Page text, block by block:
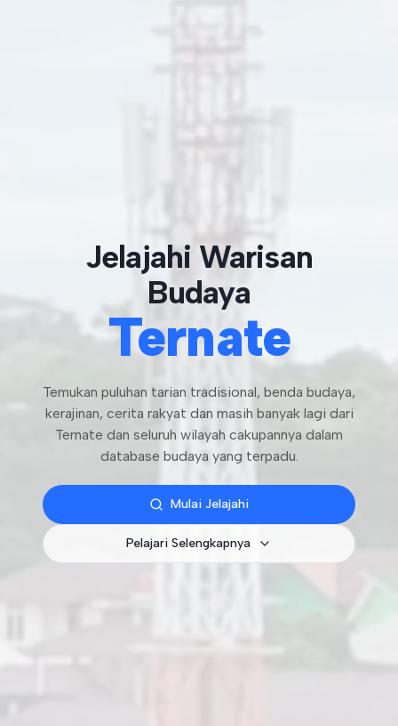
Jelajahi Warisan
Budaya
Ternate
Temukan puluhan tarian tradisional, benda budaya,
kerajinan, cerita rakyat dan masih banyak lagi dari
Ternate dan seluruh wilayah cakupannya dalam
database budaya yang terpadu.
Mulai Jelajahi
Pelajari Selengkapnya